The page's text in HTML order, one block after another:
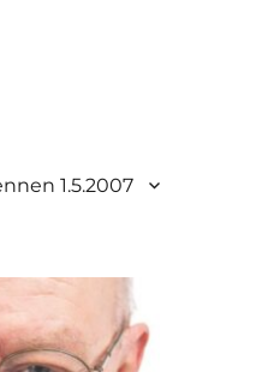
1.5.2007